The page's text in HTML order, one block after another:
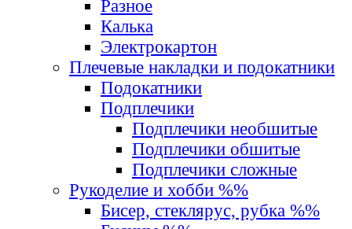
Разное
Калька
Электрокартон
Плечевые накладки и подокатники
Подокатники
Подплечики
Подплечики необшитые
Подплечики обшитые
Подплечики сложные
Рукоделие и хобби %%
Бисер, стеклярус, рубка %%